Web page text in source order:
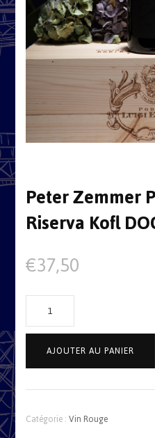
Peter Zemmer
Riserva Kofl
€37,50
Peter
Zemmer
Pinot
Nero
Kofl
AJOUTER AU PANIER
Catégorie :Vin Rouge